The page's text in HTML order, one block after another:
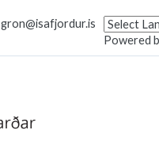
gron@isafjordur.is
Powered